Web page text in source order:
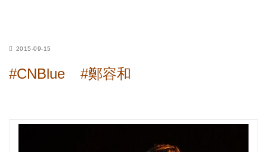
2015-09-15
#CNBlue #鄭容和